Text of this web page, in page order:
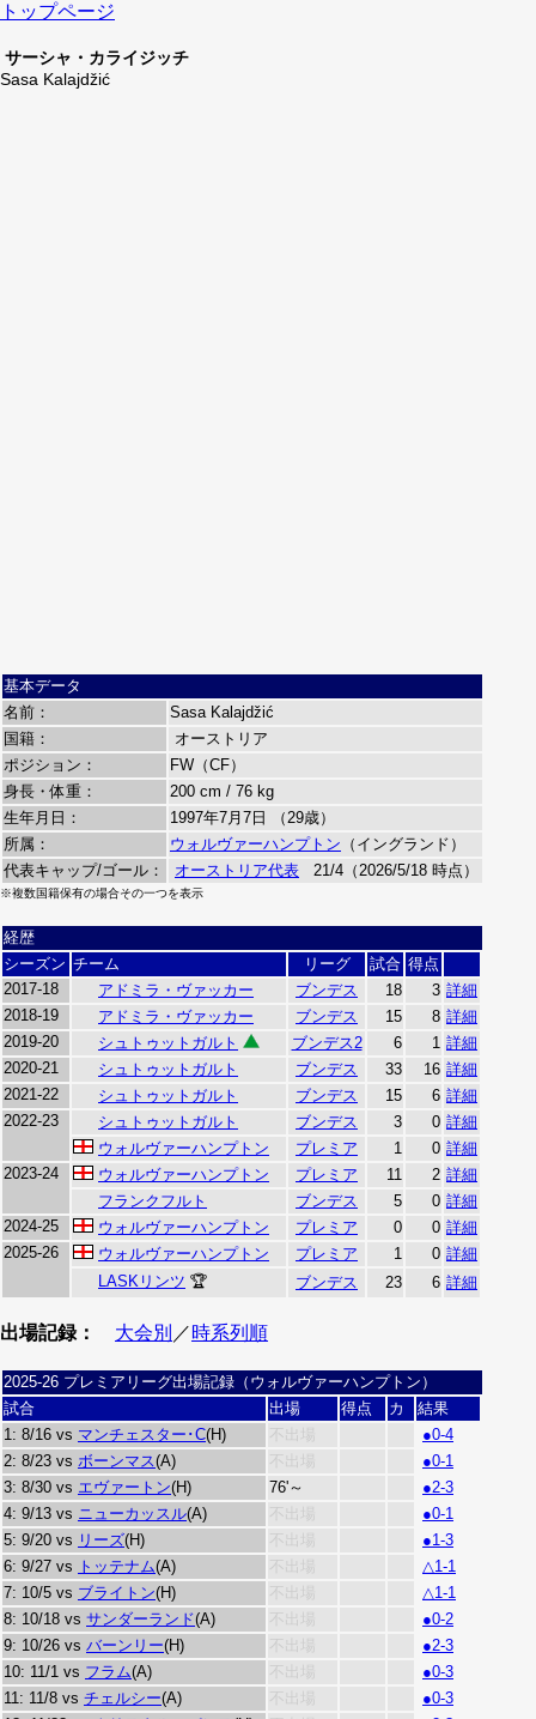
トップページ
サーシャ・カライジッチ
Sasa Kalajdžić
基本データ
名前：
Sasa Kalajdžić
国籍：
オーストリア
ポジション：
FW（CF）
身長・体重：
200 cm / 76 kg
生年月日：
1997年7月7日 （29歳）
所属：
ウォルヴァーハンプトン （イングランド）
代表キャップ/ゴール：
オーストリア代表 21/4（2026/5/18 時点）
※複数国籍保有の場合その一つを表示
経歴
シーズン チーム リーグ 試合 得点
2017-18
アドミラ・ヴァッカー ブンデス 18 3 詳細
2018-19
アドミラ・ヴァッカー ブンデス 15 8 詳細
2019-20
シュトゥットガルト ブンデス2 6 1 詳細
2020-21
シュトゥットガルト ブンデス 33 16 詳細
2021-22
シュトゥットガルト ブンデス 15 6 詳細
2022-23
シュトゥットガルト ブンデス 3 0 詳細
ウォルヴァーハンプトン
プレミア 1 0 詳細
2023-24
ウォルヴァーハンプトン プレミア 11 2 詳細
フランクフルト
ブンデス 5 0 詳細
2024-25
ウォルヴァーハンプトン プレミア 0 0 詳細
2025-26
ウォルヴァーハンプトン プレミア 1 0 詳細
LASKリンツ 🏆 ブンデス 23 6 詳細
出場記録： 大会別 ／時系列順
2025-26 プレミアリーグ出場記録（ウォルヴァーハンプトン）
試合
出場 得点 カ
結果
1: 8/16 vs マンチェスター･C(H) 不出場
●0-4
2: 8/23 vs ボーンマス(A) 不出場
●0-1
3: 8/30 vs エヴァートン(H) 76'～
●2-3
4: 9/13 vs ニューカッスル(A) 不出場
●0-1
5: 9/20 vs リーズ(H) 不出場
●1-3
6: 9/27 vs トッテナム(A) 不出場
△1-1
7: 10/5 vs ブライトン(H) 不出場
△1-1
8: 10/18 vs サンダーランド(A) 不出場
●0-2
9: 10/26 vs バーンリー(H) 不出場
●2-3
10: 11/1 vs フラム(A) 不出場
●0-3
11: 11/8 vs チェルシー(A) 不出場
●0-3